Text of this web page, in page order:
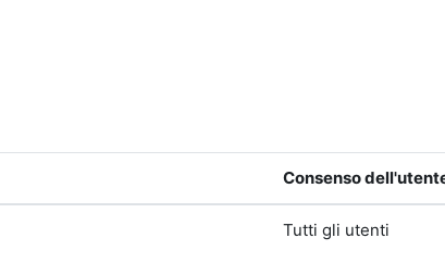
Consenso
Tutti gli utenti